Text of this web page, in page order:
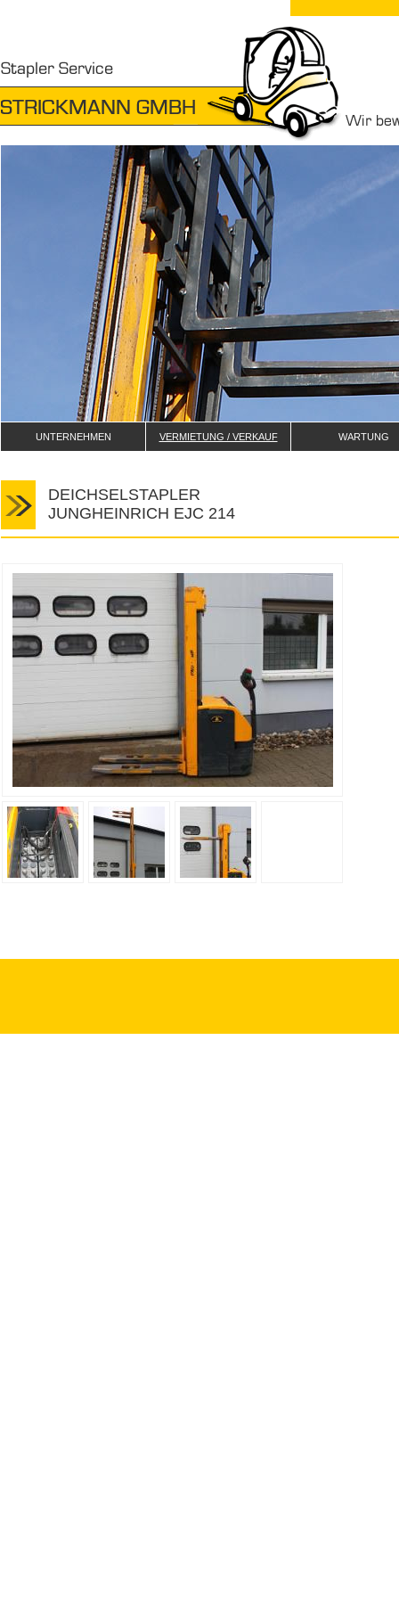
UNTERNEHMEN VERMIETUNG / VERKAUF WARTUNG
DEICHSELSTAPLER
JUNGHEINRICH EJC 214